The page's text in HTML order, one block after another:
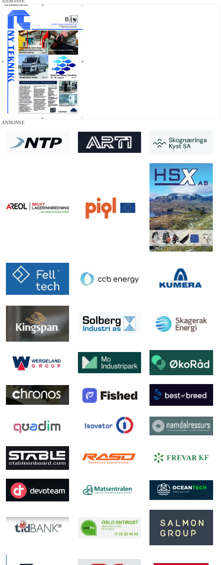
ANNONSE